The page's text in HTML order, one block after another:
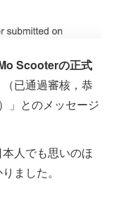
Scooterの正式
（已通過審核，恭
」とのメッセージ
人でも思いのほ
ました。